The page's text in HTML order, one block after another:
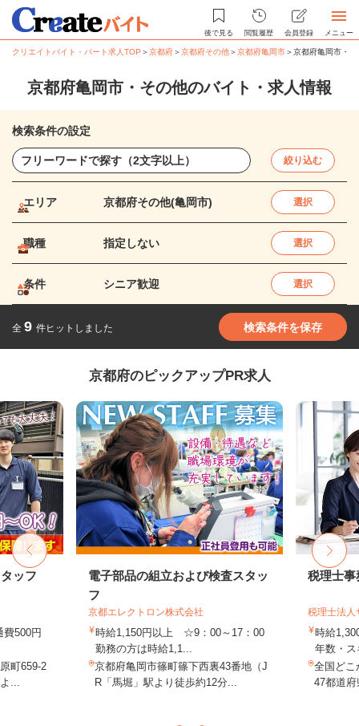
後で見る 閲覧履歴 会員登録 メニュー
クリエイトバイト・パート求人TOP ＞京都府＞京都府その他＞京都府亀岡市＞京都府亀岡市・
京都府亀岡市・その他のバイト・求人情報
検索条件の設定
絞り込む
エリア 京都府その他(亀岡市) 選択
職種 指定しない 選択
条件 シニア歓迎 選択
全 9 件ヒットしました 検索条件を保存
京都府のピックアップPR求人
ッフ
500円
町659-2
...
電子部品の組立および検査スタッ
フ
京都エレクトロン株式会社
時給1,150円以上 ☆9：00～17：00
勤務の方は時給1,1...
京都府亀岡市篠町篠下西裏43番地（J
R「馬堀」駅より徒歩約12分...
税理士事
税理士法人
時給
年数・
全国どこ
47都道